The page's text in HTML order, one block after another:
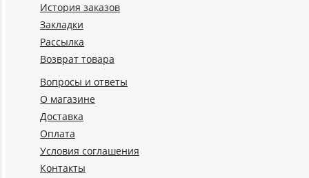
История заказов
Закладки
Рассылка
Возврат товара
Вопросы и ответы
О магазине
Доставка
Оплата
Условия соглашения
Контакты